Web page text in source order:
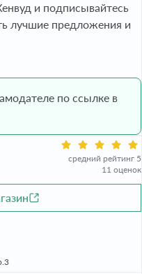
и подписывайтесь
лучшие предложения и
по ссылке в
средний рейтинг 5
11 оценок